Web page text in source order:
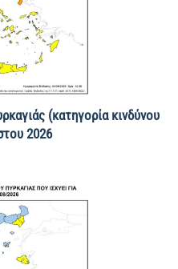
(κατηγορία κινδύνου
2026